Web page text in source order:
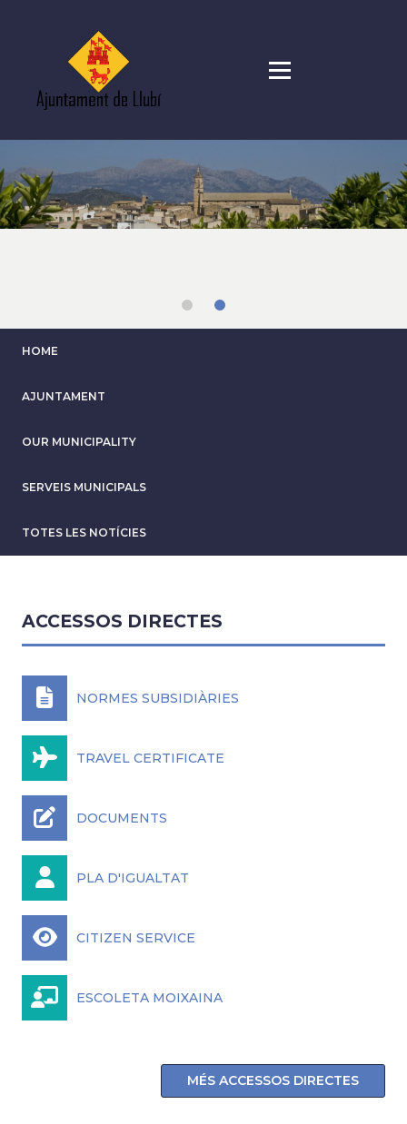
HOME
AJUNTAMENT
OUR MUNICIPALITY
SERVEIS MUNICIPALS
TOTES LES NOTÍCIES
ACCESSOS DIRECTES
NORMES SUBSIDIÀRIES
TRAVEL CERTIFICATE
DOCUMENTS
PLA D'IGUALTAT
CITIZEN SERVICE
ESCOLETA MOIXAINA
MÉS ACCESSOS DIRECTES